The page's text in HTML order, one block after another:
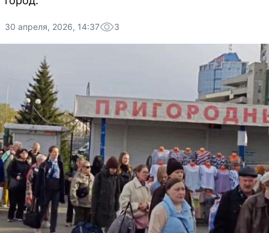
30 апреля, 2026, 14:37 3